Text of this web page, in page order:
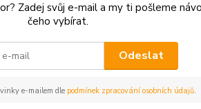
Doplňky k detektorům Skládací vojenská
lopatka Fiskars
Zadej svůj e-mail a my ti pošleme
čeho vybírat.
Odeslat
e-mailem dle podmínek zpracování osobních údajů.